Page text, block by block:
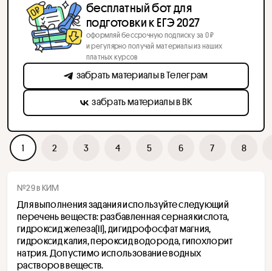
1 2 3 4 5 6 7 8
№29 в КИМ
Для выполнения задания используйте следующий
перечень веществ: разбавленная серная кислота,
гидроксид железа(II), дигидрофосфат магния,
гидроксид калия, пероксид водорода, гипохлорит
натрия. Допустимо использование водных
растворов веществ.
бесплатный бот для
подготовки к ЕГЭ 2027
оформляй бессрочную подписку за 0 ₽
и регулярно получай материалы из наших
платных курсов
забрать материалы в Телеграм
забрать материалы в ВК